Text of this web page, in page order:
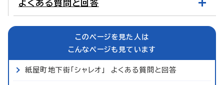
よくある質問と回答
このページを見た人は
こんなページも見ています
紙屋町地下街「シャレオ」 よくある質問と回答